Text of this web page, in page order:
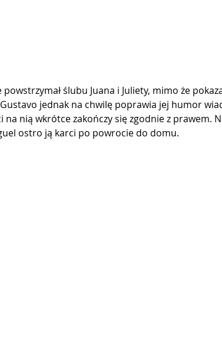
ślubu Juana i Juliety, mimo że
jednak na chwilę poprawia jej humor
nią wkrótce zakończy się zgodnie z prawem.
ostro ją karci po powrocie do domu.